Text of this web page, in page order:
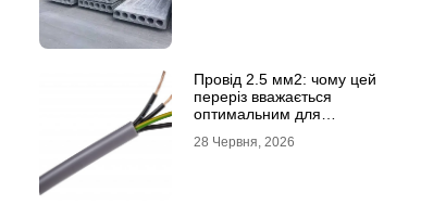
Провід 2.5 мм2: чому цей
переріз вважається
оптимальним для
28 Червня, 2026